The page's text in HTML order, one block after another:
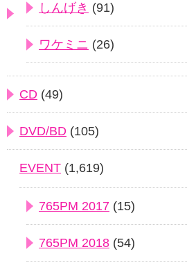
しんげき (91)
ワケミニ (26)
CD (49)
DVD/BD (105)
EVENT (1,619)
765PM 2017 (15)
765PM 2018 (54)